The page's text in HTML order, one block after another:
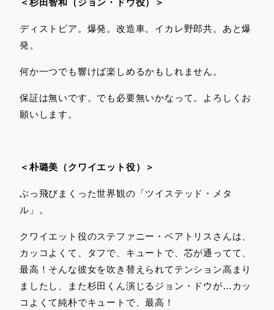
＜杉田智和（ジョン・ドウ役）＞
ディストピア。爆発。改造車。イカレ野郎共。あと爆
発。
何か一つでも響けば楽しめるかもしれません。
保証は無いです。でも必要無いかなって。よろしくお
願いします。
＜朴璐美（クワイエット役）＞
ぶっ飛びまくった世界観の「ツイステッド・メタ
ル」。
クワイエット役のステファニー・ベアトリスさんは、
カッコよくて、タフで、キュートで、芯が通ってて、
最高！そんな彼女を吹き替えられてテンション高まり
ましたし、また杉田くん演じるジョン・ドウが…カッ
コよくて純朴でキュートで、最高！